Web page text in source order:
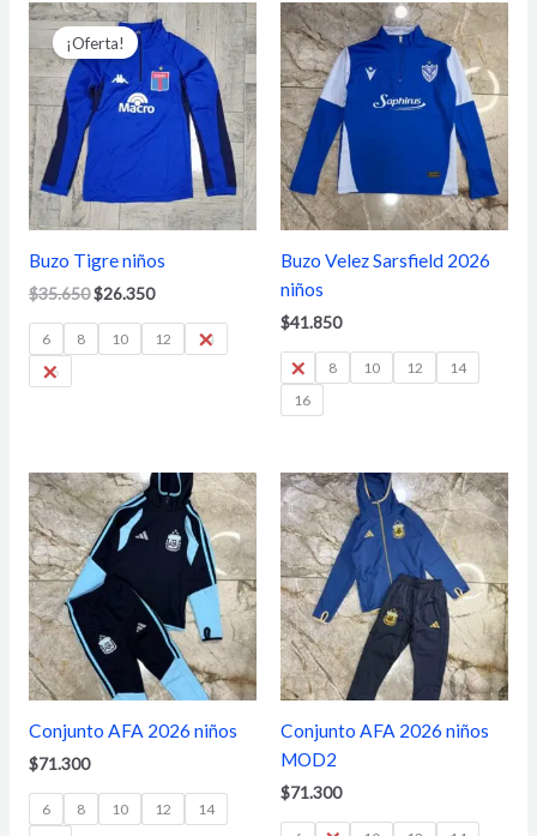
¡Oferta!
Buzo Tigre niños
$35.650
El
precio
original
era:
$35.650.
$26.350
El
precio
actual
es:
$26.350.
6 8 10 12
14
16
Buzo Velez Sarsfield 2026
niños
$41.850
6 8 10 12
14
16
Conjunto AFA 2026 niños
$71.300
6 8 10 12
14
Conjunto AFA 2026 niños
MOD2
$71.300